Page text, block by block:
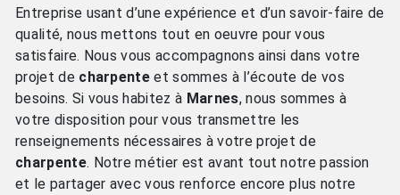
Entreprise usant d’une expérience et d’un savoir-faire de
qualité, nous mettons tout en oeuvre pour vous
satisfaire. Nous vous accompagnons ainsi dans votre
projet de charpente et sommes à l’écoute de vos
besoins. Si vous habitez à Marnes, nous sommes à
votre disposition pour vous transmettre les
renseignements nécessaires à votre projet de
charpente. Notre métier est avant tout notre passion
et le partager avec vous renforce encore plus notre